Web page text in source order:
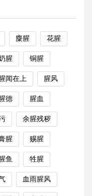
麋腥 花腥
腥 铜腥
闻在上 腥风
德 腥血
余腥残秽
腥 赐腥
鱼 牲腥
血雨腥风